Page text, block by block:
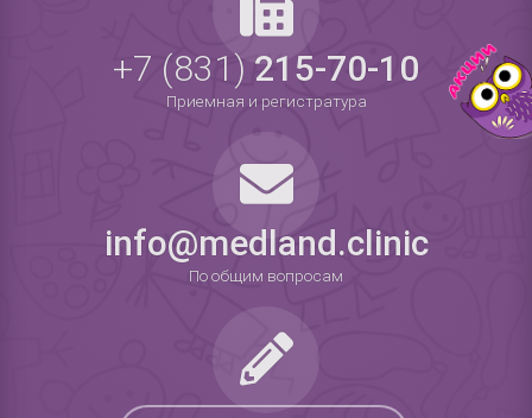
+7 (831)215-70-10
Приемная и регистратура
info@medland.clinic
По общим вопросам